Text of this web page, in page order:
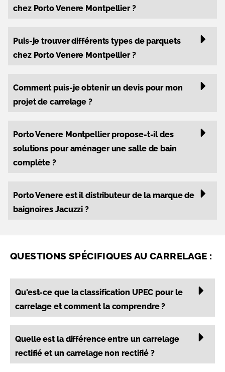
chez Porto Venere Montpellier ?
Puis-je trouver différents types de parquets
chez Porto Venere Montpellier ?
Comment puis-je obtenir un devis pour mon
projet de carrelage ?
Porto Venere Montpellier propose-t-il des
solutions pour aménager une salle de bain
complète ?
Porto Venere est il distributeur de la marque de
baignoires Jacuzzi ?
QUESTIONS SPÉCIFIQUES AU CARRELAGE :
Qu'est-ce que la classification UPEC pour le
carrelage et comment la comprendre ?
Quelle est la différence entre un carrelage
rectifié et un carrelage non rectifié ?